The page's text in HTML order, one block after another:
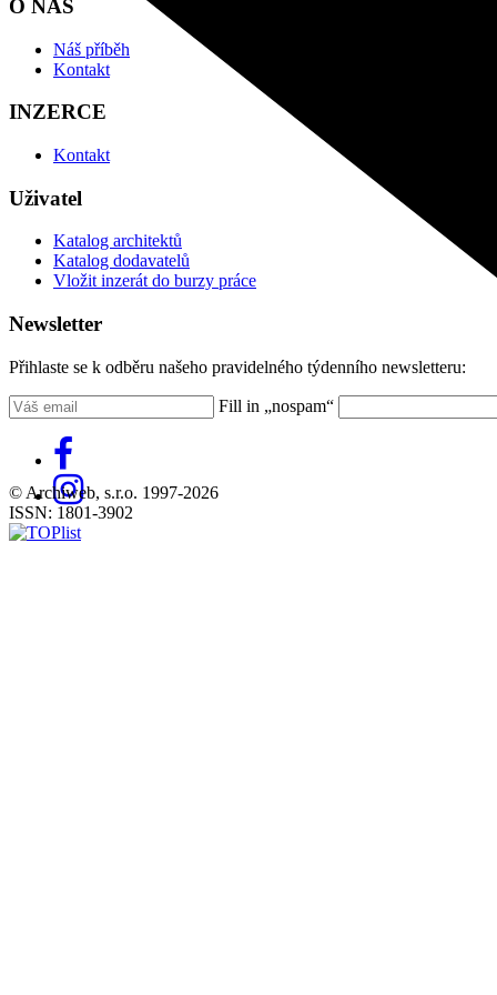
O NÁS
Náš příběh
Kontakt
INZERCE
Kontakt
Uživatel
Katalog architektů
Katalog dodavatelů
Vložit inzerát do burzy práce
Newsletter
Přihlaste se k odběru našeho pravidelného týdenního newsletteru:
Fill in „nospam“
© Archiweb, s.r.o. 1997-2026
ISSN: 1801-3902